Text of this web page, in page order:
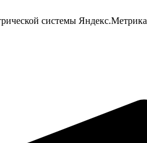
системы Яндекс.Метрика